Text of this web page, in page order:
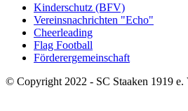
Kinderschutz (BFV)
Vereinsnachrichten "Echo"
Cheerleading
Flag Football
Förderergemeinschaft
© Copyright 2022 - SC Staaken 1919 e.